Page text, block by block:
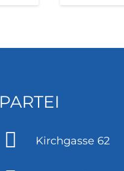
PARTEI
Kirchgasse 62